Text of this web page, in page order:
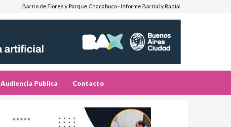
Barrio de Flores y Parque Chacabuco - Informe Barrial y Radial
Audiencia Publica Contacto